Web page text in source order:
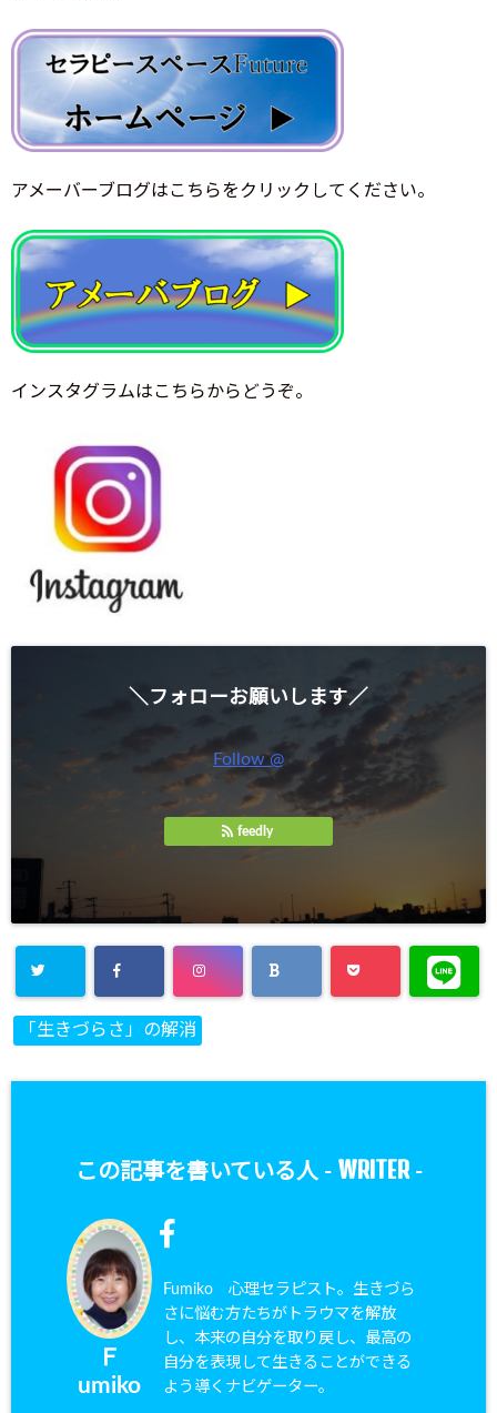
アメーバーブログはこちらをクリックしてください。
インスタグラムはこちらからどうぞ。
＼フォローお願いします／
Follow @
feedly
「生きづらさ」の解消
この記事を書いている人 - WRITER-
Ｆ
umiko
Fumiko 心理セラピスト。生きづら
さに悩む方たちがトラウマを解放
し、本来の自分を取り戻し、最高の
自分を表現して生きることができる
よう導くナビゲーター。